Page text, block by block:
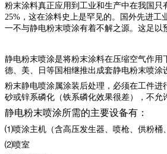
粉末涂料真正应用到工业和生产中在我国
25%，这在涂料史上是罕见的。国外先进
一不与静电粉末喷涂有着不解之源。这足以
静电粉末喷涂是将粉末涂料在压缩空气作
德、美、日等国相继推出成套静电粉末喷涂
粉末静电喷涂属涂装后处理，必须在工件
砂或锌系磷化（铁系磷化效果很差），不允
静电粉末喷涂所需的主要设备有：
⑴喷涂主机（含高压发生器、喷枪、供粉桶
⑵喷室